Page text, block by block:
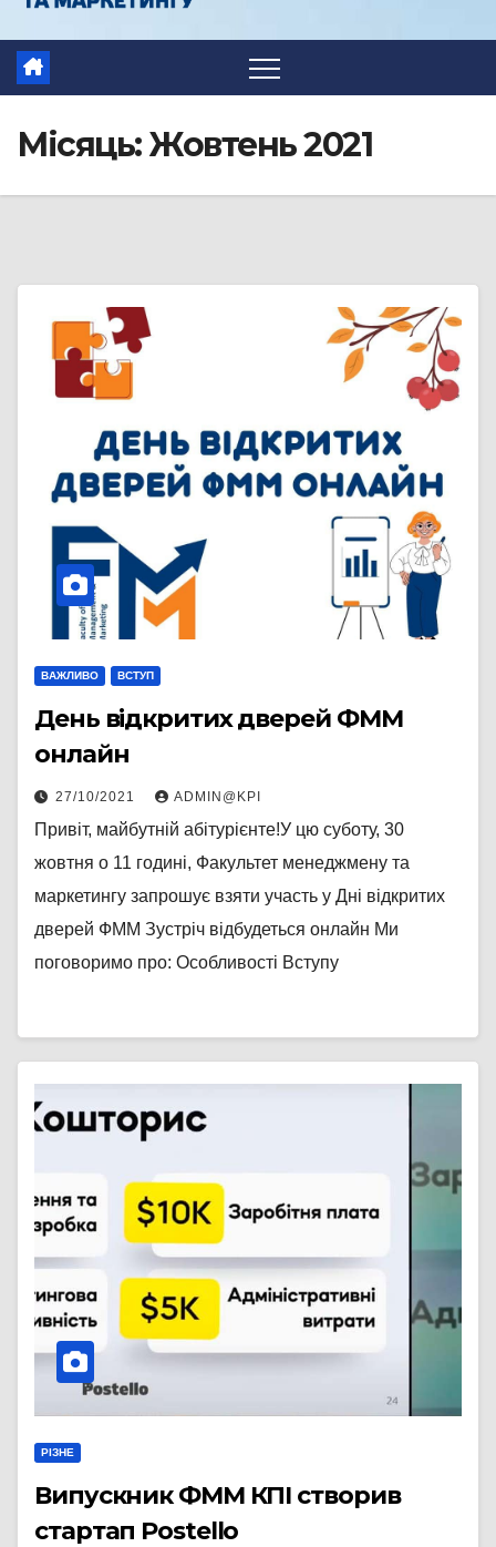
Місяць:Жовтень 2021
ВАЖЛИВО ВСТУП
День відкритих дверей ФММ
онлайн
27/10/2021 ADMIN@KPI
Привіт, майбутній абітурієнте!У цю суботу, 30
жовтня о 11 годині, Факультет менеджмену та
маркетингу запрошує взяти участь у Дні відкритих
дверей ФММ Зустріч відбудеться онлайн Ми
поговоримо про: Особливості Вступу
РІЗНЕ
Випускник ФММ КПІ створив
стартап Postello